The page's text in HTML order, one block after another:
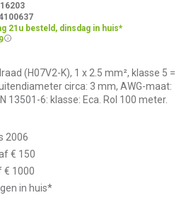
21u besteld, dinsdag in huis*
(H07V2-K), 1 x 2.5 mm², klasse 5 =
circa: 3 mm, AWG-maat:
13501-6: klasse: Eca. Rol 100 meter.
2006
€ 150
€ 1000
in huis*